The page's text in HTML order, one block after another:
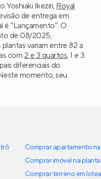
Yoshiaki Ikeziri, Royal
de entrega em
é “Lançamento”. O
de 08/2025,
variam entre 82 a
com 2 e 3 quartos, 1 e 3
diferenciais do
momento, seu
Comprar apartamento
Comprar imóvel na planta
Comprar terreno em